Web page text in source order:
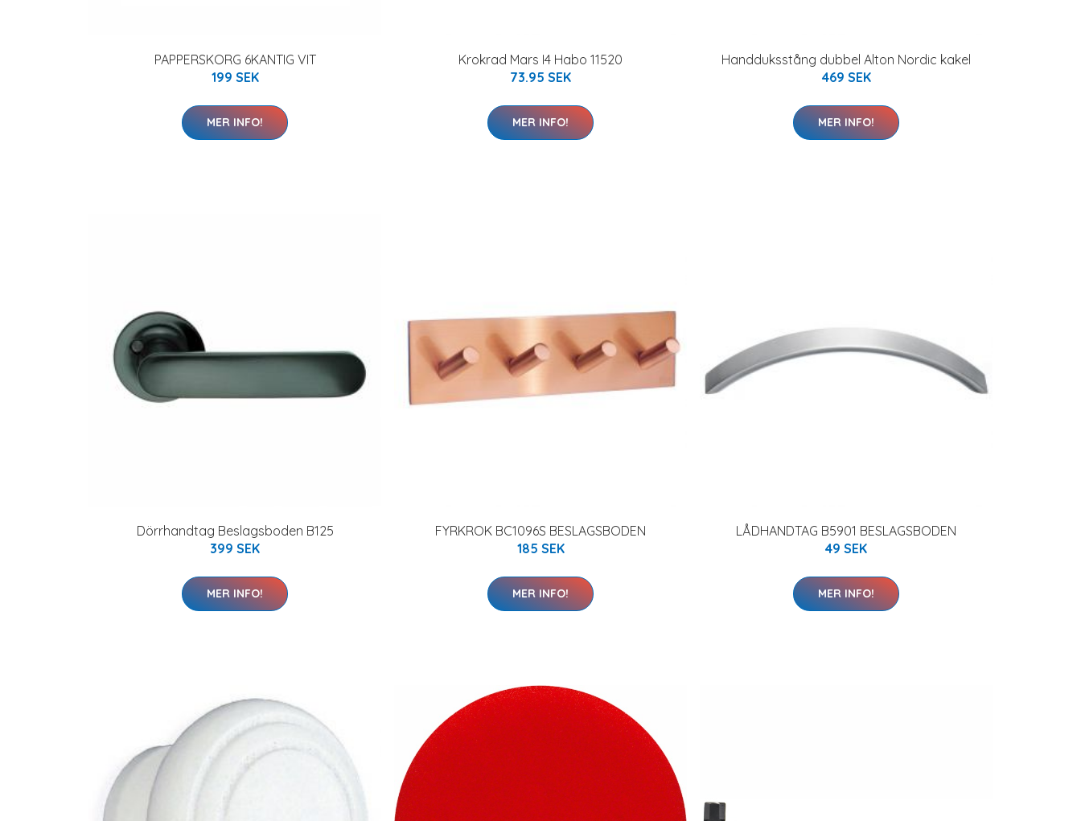
PAPPERSKORG 6KANTIG VIT
199 SEK
MER INFO!
Krokrad Mars I4 Habo 11520
73.95 SEK
MER INFO!
Handduksstång dubbel Alton Nordic kakel
469 SEK
MER INFO!
Dörrhandtag Beslagsboden B125
399 SEK
MER INFO!
FYRKROK BC1096S BESLAGSBODEN
185 SEK
MER INFO!
LÅDHANDTAG B5901 BESLAGSBODEN
49 SEK
MER INFO!